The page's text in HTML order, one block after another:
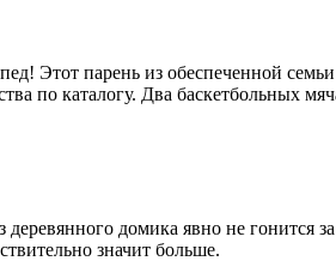
парень из обеспеченной семьи
по каталогу. Два баскетбольных
домика явно не гонится
значит больше.